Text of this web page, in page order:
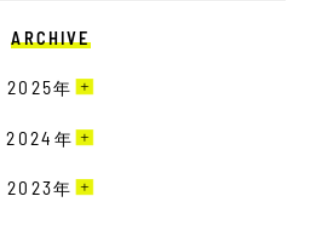
ARCHIVE
2025年
3月［4］
2024 年
12月［10］
2023年